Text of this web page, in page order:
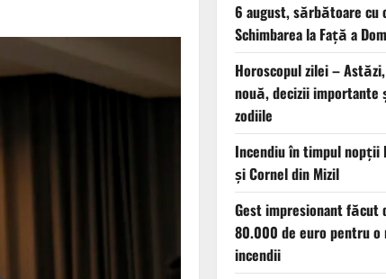
6 august, sărbătoare cu
Schimbarea la Față a
Horoscopul zilei –
nouă, decizii
zodiile
Incendiu în timpul nopții
și Cornel din Mizil
Gest impresionant făcut
80.000 de euro pentru o
incendii